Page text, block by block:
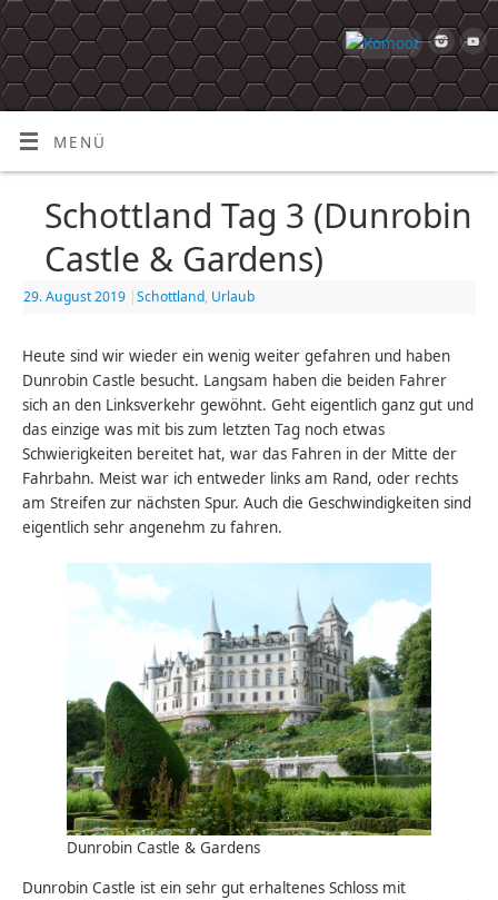
MENÜ
Schottland Tag 3 (Dunrobin
Castle & Gardens)
29. August 2019 |Schottland, Urlaub
Heute sind wir wieder ein wenig weiter gefahren und haben
Dunrobin Castle besucht. Langsam haben die beiden Fahrer
sich an den Linksverkehr gewöhnt. Geht eigentlich ganz gut und
das einzige was mit bis zum letzten Tag noch etwas
Schwierigkeiten bereitet hat, war das Fahren in der Mitte der
Fahrbahn. Meist war ich entweder links am Rand, oder rechts
am Streifen zur nächsten Spur. Auch die Geschwindigkeiten sind
eigentlich sehr angenehm zu fahren.
Dunrobin Castle & Gardens
Dunrobin Castle ist ein sehr gut erhaltenes Schloss mit